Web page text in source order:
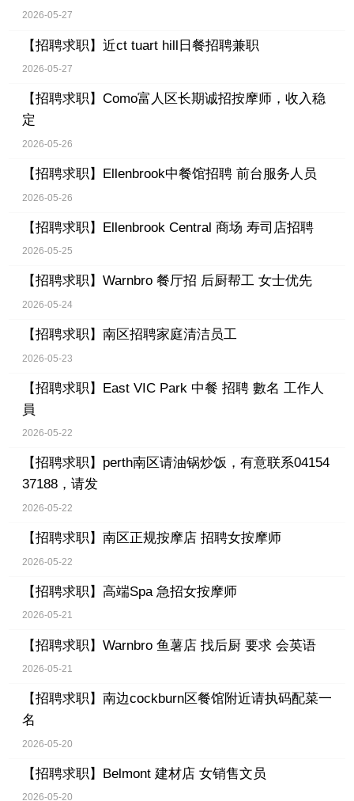
2026-05-27
【招聘求职】 近ct tuart hill日餐招聘兼职
2026-05-27
【招聘求职】 Como富人区长期诚招按摩师，收入稳
定
2026-05-26
【招聘求职】 Ellenbrook中餐馆招聘 前台服务人员
2026-05-26
【招聘求职】 Ellenbrook Central 商场 寿司店招聘
2026-05-25
【招聘求职】 Warnbro 餐厅招 后厨帮工 女士优先
2026-05-24
【招聘求职】 南区招聘家庭清洁员工
2026-05-23
【招聘求职】 East VIC Park 中餐 招聘 數名 工作人
員
2026-05-22
【招聘求职】 perth南区请油锅炒饭，有意联系04154
37188，请发
2026-05-22
【招聘求职】 南区正规按摩店 招聘女按摩师
2026-05-22
【招聘求职】 高端Spa 急招女按摩师
2026-05-21
【招聘求职】 Warnbro 鱼薯店 找后厨 要求 会英语
2026-05-21
【招聘求职】 南边cockburn区餐馆附近请执码配菜一
名
2026-05-20
【招聘求职】 Belmont 建材店 女销售文员
2026-05-20